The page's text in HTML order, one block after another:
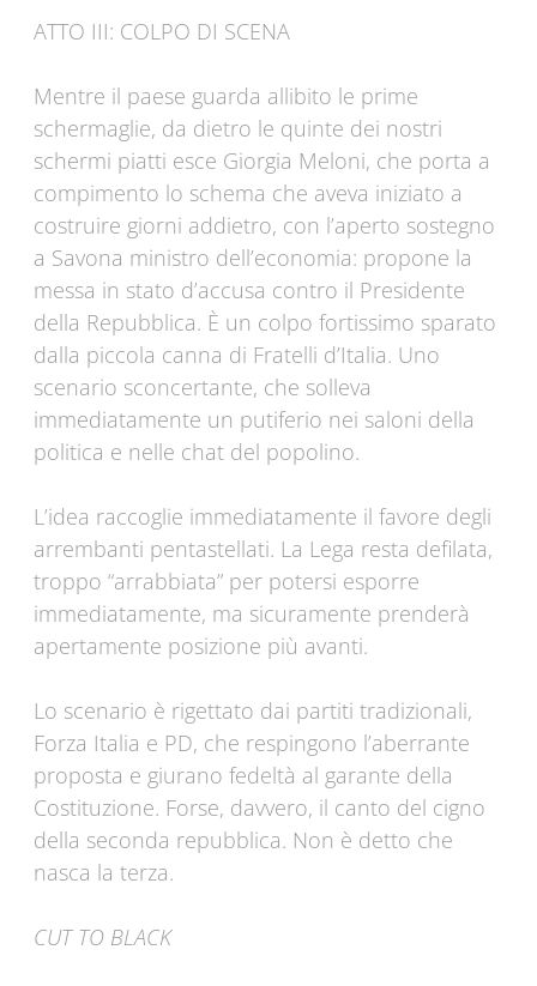
ATTO III: COLPO DI SCENA
Mentre il paese guarda allibito le prime
schermaglie, da dietro le quinte dei nostri
schermi piatti esce Giorgia Meloni, che porta a
compimento lo schema che aveva iniziato a
costruire giorni addietro, con l’aperto sostegno
a Savona ministro dell’economia: propone la
messa in stato d’accusa contro il Presidente
della Repubblica. È un colpo fortissimo sparato
dalla piccola canna di Fratelli d’Italia. Uno
scenario sconcertante, che solleva
immediatamente un putiferio nei saloni della
politica e nelle chat del popolino.
L’idea raccoglie immediatamente il favore degli
arrembanti pentastellati. La Lega resta defilata,
troppo “arrabbiata” per potersi esporre
immediatamente, ma sicuramente prenderà
apertamente posizione più avanti.
Lo scenario è rigettato dai partiti tradizionali,
Forza Italia e PD, che respingono l’aberrante
proposta e giurano fedeltà al garante della
Costituzione. Forse, davvero, il canto del cigno
della seconda repubblica. Non è detto che
nasca la terza.
CUT TO BLACK